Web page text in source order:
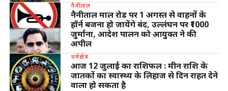
नैनीताल
नैनीताल माल रोड पर 1 अगस्त से वाहनों के
हॉर्न बजना हो जायेंगे बंद, उल्लंघन पर ₹1000
जुर्माना, आदेश पालन को आयुक्त ने की
अपील
धर्मक्षेत्र
आज 12 जुलाई का राशिफल : मीन राशि के
जातकों का स्वास्थ्य के लिहाज से दिन राहत देने
वाला हो सकता है